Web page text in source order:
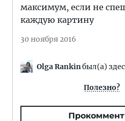
максимум, если не
каждую картину
30 ноября 2016
Olga Rankinбыл(а)
Полезно?